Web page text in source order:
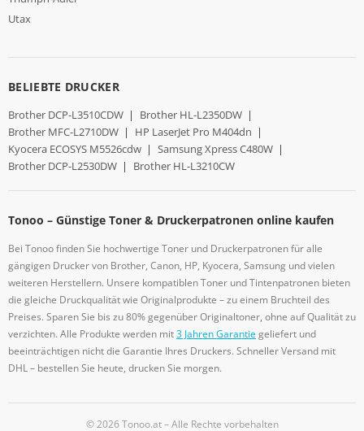
Utax
BELIEBTE DRUCKER
Brother DCP-L3510CDW | Brother HL-L2350DW |
Brother MFC-L2710DW | HP LaserJet Pro M404dn |
Kyocera ECOSYS M5526cdw | Samsung Xpress C480W |
Brother DCP-L2530DW | Brother HL-L3210CW
Tonoo – Günstige Toner & Druckerpatronen online kaufen
Bei Tonoo finden Sie hochwertige Toner und Druckerpatronen für alle
gängigen Drucker von Brother, Canon, HP, Kyocera, Samsung und vielen
weiteren Herstellern. Unsere kompatiblen Toner und Tintenpatronen bieten
die gleiche Druckqualität wie Originalprodukte – zu einem Bruchteil des
Preises. Sparen Sie bis zu 80% gegenüber Originaltoner, ohne auf Qualität zu
verzichten. Alle Produkte werden mit3 Jahren Garantiegeliefert und
beeinträchtigen nicht die Garantie Ihres Druckers. Schneller Versand mit
DHL – bestellen Sie heute, drucken Sie morgen.
© 2026 Tonoo.at – Alle Rechte vorbehalten